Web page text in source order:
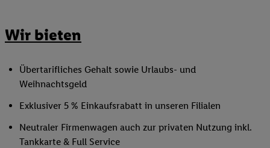
Wir bieten
Übertarifliches Gehalt sowie Urlaubs- und
Weihnachtsgeld
Exklusiver 5 % Einkaufsrabatt in unseren Filialen
Neutraler Firmenwagen auch zur privaten Nutzung inkl.
Tankkarte & Full Service